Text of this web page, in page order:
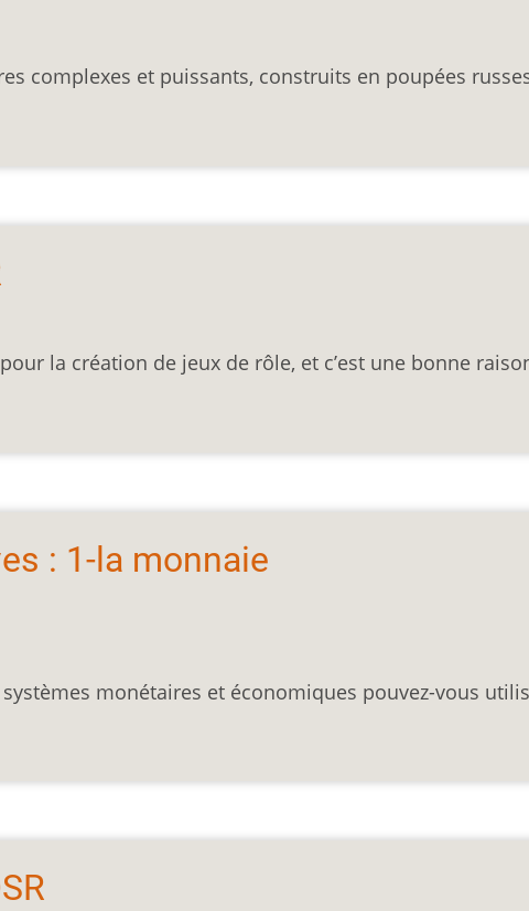
complexes et puissants, construits en poupées
la création de jeux de rôle, et c’est une bonne
: 1-la monnaie
monétaires et économiques pouvez-vous